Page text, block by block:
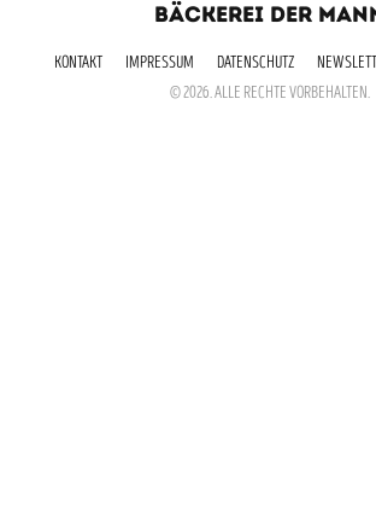
BÄCKEREI DER
KONTAKT IMPRESSUM DATENSCHUTZ
© 2026. ALLE RECHTE VORBEHALTEN.